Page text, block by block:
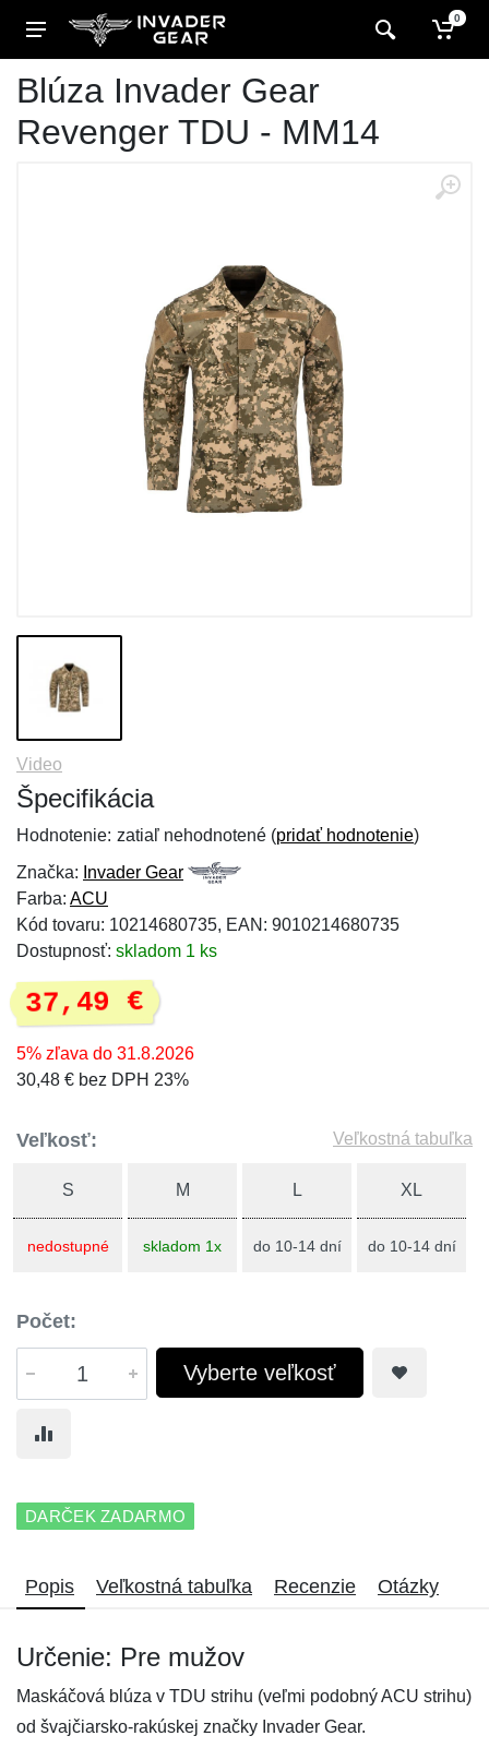
0
Blúza Invader Gear
Revenger TDU - MM14
Video
Špecifikácia
Hodnotenie: zatiaľ nehodnotené (pridať hodnotenie)
Značka: Invader Gear
Farba: ACU
Kód tovaru: 10214680735, EAN: 9010214680735
Dostupnosť: skladom 1 ks
37,49 €
5% zľava do 31.8.2026
30,48 € bez DPH 23%
Veľkosť: Veľkostná tabuľka
S
nedostupné
M
skladom 1x
L
do 10-14 dní
XL
do 10-14 dní
Počet:
Vyberte veľkosť
DARČEK ZADARMO
Popis Veľkostná tabuľka Recenzie Otázky
Určenie: Pre mužov
Maskáčová blúza v TDU strihu (veľmi podobný ACU strihu)
od švajčiarsko-rakúskej značky Invader Gear.